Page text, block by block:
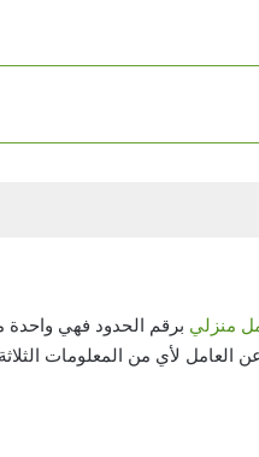
منزلي برقم الحدود فهي
لأي من المعلومات